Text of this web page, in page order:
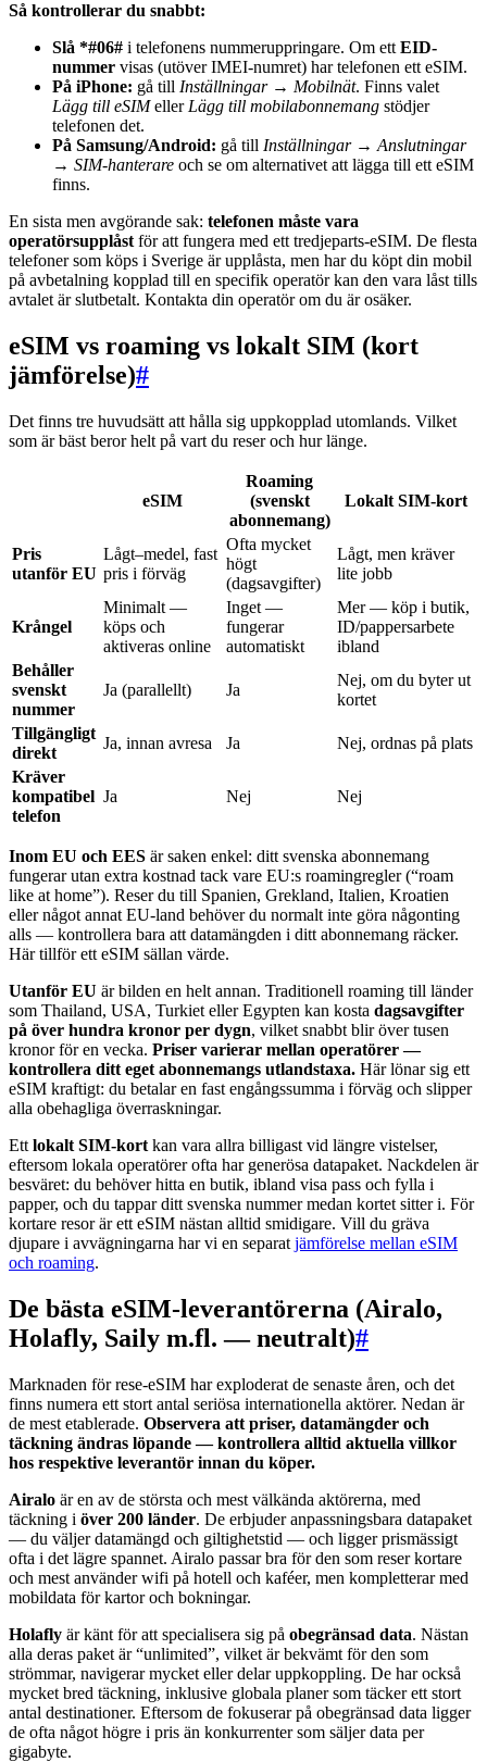
Så kontrollerar du snabbt:
Slå *#06# i telefonens nummeruppringare. Om ett EID-
nummer visas (utöver IMEI-numret) har telefonen ett eSIM.
På iPhone: gå till Inställningar → Mobilnät. Finns valet
Lägg till eSIMeller Lägg till mobilabonnemang stödjer
telefonen det.
På Samsung/Android: gå till Inställningar → Anslutningar
→ SIM-hanterare och se om alternativet att lägga till ett eSIM
finns.
En sista men avgörande sak: telefonen måste vara
operatörsupplåst för att fungera med ett tredjeparts-eSIM. De flesta
telefoner som köps i Sverige är upplåsta, men har du köpt din mobil
på avbetalning kopplad till en specifik operatör kan den vara låst tills
avtalet är slutbetalt. Kontakta din operatör om du är osäker.
eSIM vs roaming vs lokalt SIM (kort
jämförelse)#
Det finns tre huvudsätt att hålla sig uppkopplad utomlands. Vilket
som är bäst beror helt på vart du reser och hur länge.
eSIM
Roaming
(svenskt
abonnemang)
Lokalt SIM-kort
Pris
utanför EU
Lågt–medel, fast
pris i förväg
Ofta mycket
högt
(dagsavgifter)
Lågt, men kräver
lite jobb
Krångel
Minimalt —
köps och
aktiveras online
Inget —
fungerar
automatiskt
Mer — köp i butik,
ID/pappersarbete
ibland
Behåller
svenskt
nummer
Ja (parallellt) Ja
Nej, om du byter ut
kortet
Tillgängligt
direkt
Ja, innan avresa Ja
Nej, ordnas på plats
Kräver
kompatibel
telefon
Ja Nej Nej
Inom EU och EES är saken enkel: ditt svenska abonnemang
fungerar utan extra kostnad tack vare EU:s roamingregler (“roam
like at home”). Reser du till Spanien, Grekland, Italien, Kroatien
eller något annat EU-land behöver du normalt inte göra någonting
alls — kontrollera bara att datamängden i ditt abonnemang räcker.
Här tillför ett eSIM sällan värde.
Utanför EU är bilden en helt annan. Traditionell roaming till länder
som Thailand, USA, Turkiet eller Egypten kan kosta dagsavgifter
på över hundra kronor per dygn, vilket snabbt blir över tusen
kronor för en vecka. Priser varierar mellan operatörer —
kontrollera ditt eget abonnemangs utlandstaxa. Här lönar sig ett
eSIM kraftigt: du betalar en fast engångssumma i förväg och slipper
alla obehagliga överraskningar.
Ett lokalt SIM-kort kan vara allra billigast vid längre vistelser,
eftersom lokala operatörer ofta har generösa datapaket. Nackdelen är
besväret: du behöver hitta en butik, ibland visa pass och fylla i
papper, och du tappar ditt svenska nummer medan kortet sitter i. För
kortare resor är ett eSIM nästan alltid smidigare. Vill du gräva
djupare i avvägningarna har vi en separat jämförelse mellan eSIM
och roaming.
De bästa eSIM-leverantörerna (Airalo,
Holafly, Saily m.fl. — neutralt)#
Marknaden för rese-eSIM har exploderat de senaste åren, och det
finns numera ett stort antal seriösa internationella aktörer. Nedan är
de mest etablerade. Observera att priser, datamängder och
täckning ändras löpande — kontrollera alltid aktuella villkor
hos respektive leverantör innan du köper.
Airalo är en av de största och mest välkända aktörerna, med
täckning i över 200 länder. De erbjuder anpassningsbara datapaket
— du väljer datamängd och giltighetstid — och ligger prismässigt
ofta i det lägre spannet. Airalo passar bra för den som reser kortare
och mest använder wifi på hotell och kaféer, men kompletterar med
mobildata för kartor och bokningar.
Holafly är känt för att specialisera sig på obegränsad data. Nästan
alla deras paket är “unlimited”, vilket är bekvämt för den som
strömmar, navigerar mycket eller delar uppkoppling. De har också
mycket bred täckning, inklusive globala planer som täcker ett stort
antal destinationer. Eftersom de fokuserar på obegränsad data ligger
de ofta något högre i pris än konkurrenter som säljer data per
gigabyte.